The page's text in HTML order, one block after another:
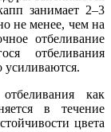
занимает 2–3
не менее, чем на
отбеливание
отбеливания
усиливаются.
как
в течение
цвета